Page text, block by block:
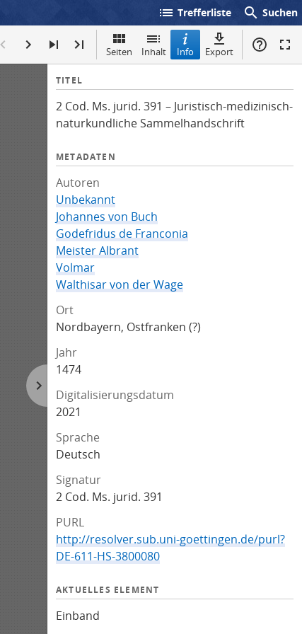
list Trefferliste search Suchen
Seiten Inhalt Info Export
I
f
o
TITEL
2 Cod. Ms. jurid. 391 – Juristisch-medizinisch-
naturkundliche Sammelhandschrift
METADATEN
Autoren
Unbekannt
Johannes von Buch
Godefridus de Franconia
Meister Albrant
Volmar
Walthisar von der Wage
Ort
Nordbayern, Ostfranken (?)
Jahr
1474
Digitalisierungsdatum
2021
Sprache
Deutsch
Signatur
2 Cod. Ms. jurid. 391
PURL
http://resolver.sub.uni-goettingen.de/purl?
DE-611-HS-3800080
AKTUELLES ELEMENT
Einband